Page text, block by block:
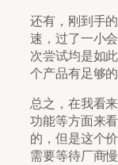
还有，刚到手
速，过了一小
次尝试均是如
个产品有足够的
总之，在我看
功能等方面来
的，但是这个
需要等待厂商慢